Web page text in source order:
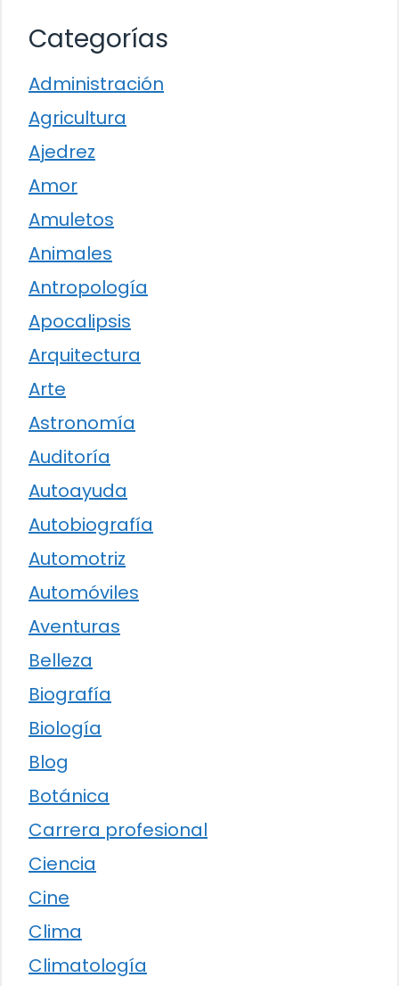
Categorías
Administración
Agricultura
Ajedrez
Amor
Amuletos
Animales
Antropología
Apocalipsis
Arquitectura
Arte
Astronomía
Auditoría
Autoayuda
Autobiografía
Automotriz
Automóviles
Aventuras
Belleza
Biografía
Biología
Blog
Botánica
Carrera profesional
Ciencia
Cine
Clima
Climatología